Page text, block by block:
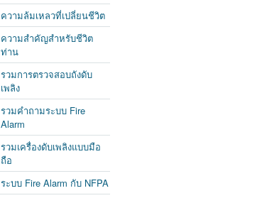
ความล้มเหลวที่เปลี่ยนชีวิต
ความสำคัญสำหรับชีวิต
ท่าน
รวมการตรวจสอบถังดับ
เพลิง
รวมคำถามระบบ Fire
Alarm
รวมเครื่องดับเพลิงแบบมือ
ถือ
ระบบ Fire Alarm กับ NFPA